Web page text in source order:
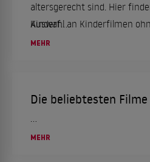
altersgerecht sind. Hier
Auswahl an Kinderfilmen
Altersbeschränkung für die
Kinderf...
MEHR
Die beliebtesten
...
MEHR